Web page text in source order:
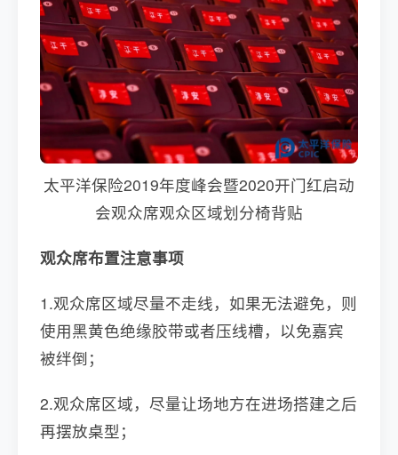
太平洋保险2019年度峰会暨2020开门红启动
会观众席观众区域划分椅背贴
观众席布置注意事项
1.观众席区域尽量不走线，如果无法避免，则
使用黑黄色绝缘胶带或者压线槽，以免嘉宾
被绊倒；
2.观众席区域，尽量让场地方在进场搭建之后
再摆放桌型；